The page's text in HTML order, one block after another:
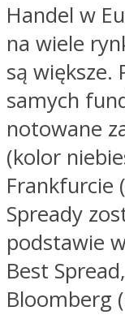
Handel w
na wiele
są większe.
samych
notowane
(kolor
Frankfurcie
Spready
podstawie
Best
Bloomberg